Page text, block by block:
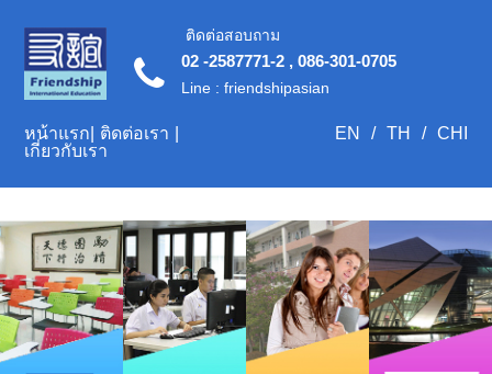
ติดต่อสอบถาม
02 -2587771-2 , 086-301-0705
Line : friendshipasian
หน้าแรก ติดต่อเรา
เกี่ยวกับเรา
EN / TH / CHI